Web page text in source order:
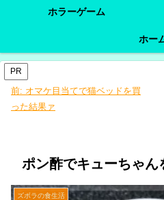
ホラーゲーム
ホー
PR
前: オマケ目当てで猫ベッドを買
った結果ァ
ポン酢でキューちゃん
ズボラの食生活